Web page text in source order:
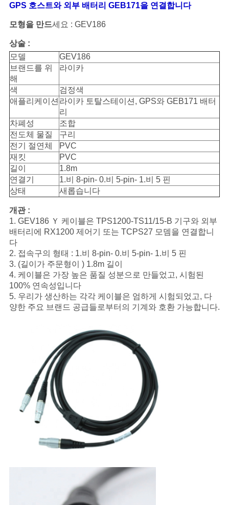
용
문
을
요
구
세
요
사
이
트
맵
PRIVACY
POLICY
GPS 호스트와 외부 배터리 GEB171을 연결합니다
모형을 만드세요 : GEV186
상술 :
모델
GEV186
브랜드를 위
해
라이카
색
검정색
애플리케이션 라이카 토탈스테이션, GPS와 GEB171 배터
리
차폐성
조합
전도체 물질
구리
전기 절연체
PVC
재킷
PVC
길이
1.8m
연결기
1.비 8-pin- 0.비 5-pin- 1.비 5 핀
상태
새롭습니다
개관 :
1. GEV186 Ｙ 케이블은 TPS1200-TS11/15-B 기구와 외부
배터리에 RX1200 제어기 또는 TCPS27 모뎀을 연결합니
다
2. 접속구의 형태 : 1.비 8-pin- 0.비 5-pin- 1.비 5 핀
3. (길이가 주문형이 ) 1.8m 길이
4. 케이블은 가장 높은 품질 성분으로 만들었고, 시험된
100% 연속성입니다
5. 우리가 생산하는 각각 케이블은 엄하게 시험되었고, 다
양한 주요 브랜드 공급들로부터의 기계와 호환 가능합니다.